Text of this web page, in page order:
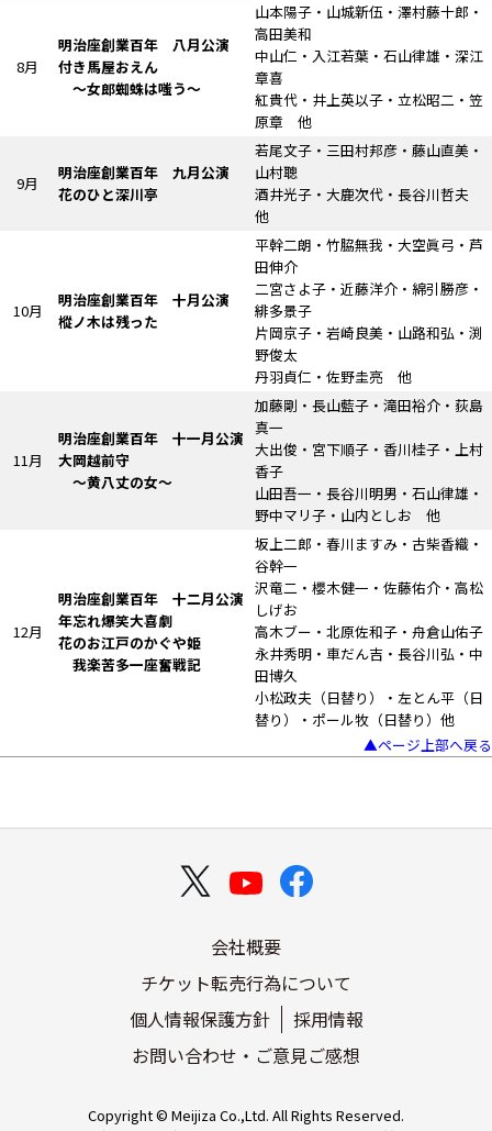
8月
明治座創業百年 八月公演
付き馬屋おえん
～女郎蜘蛛は嗤う～
山本陽子・山城新伍・澤村藤十郎・
高田美和
中山仁・入江若葉・石山律雄・深江
章喜
紅貴代・井上英以子・立松昭二・笠
原章 他
9月
明治座創業百年 九月公演
花のひと深川亭
若尾文子・三田村邦彦・藤山直美・
山村聰
酒井光子・大鹿次代・長谷川哲夫
他
10月
明治座創業百年 十月公演
樅ノ木は残った
平幹二朗・竹脇無我・大空眞弓・芦
田伸介
二宮さよ子・近藤洋介・綿引勝彦・
緋多景子
片岡京子・岩崎良美・山路和弘・渕
野俊太
丹羽貞仁・佐野圭亮 他
11月
明治座創業百年 十一月公演
大岡越前守
～黄八丈の女～
加藤剛・長山藍子・滝田裕介・荻島
真一
大出俊・宮下順子・香川桂子・上村
香子
山田吾一・長谷川明男・石山律雄・
野中マリ子・山内としお 他
12月
明治座創業百年 十二月公演
年忘れ爆笑大喜劇
花のお江戸のかぐや姫
我楽苦多一座奮戦記
坂上二郎・春川ますみ・古柴香織・
谷幹一
沢竜二・櫻木健一・佐藤佑介・高松
しげお
高木ブー・北原佐和子・舟倉山佑子
永井秀明・車だん吉・長谷川弘・中
田博久
小松政夫（日替り）・左とん平（日
替り）・ポール牧（日替り）他
▲ページ上部へ戻る
会社概要
チケット転売行為について
個人情報保護方針
採用情報
お問い合わせ・ご意見ご感想
Copyright © Meijiza Co.,Ltd. All Rights Reserved.